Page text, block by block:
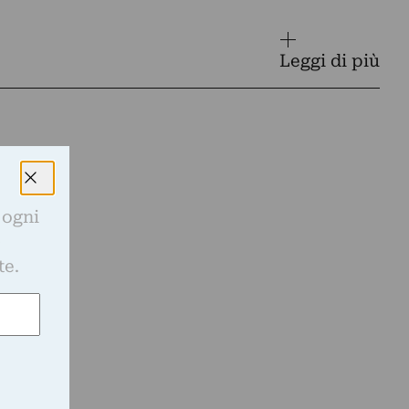
Leggi di più